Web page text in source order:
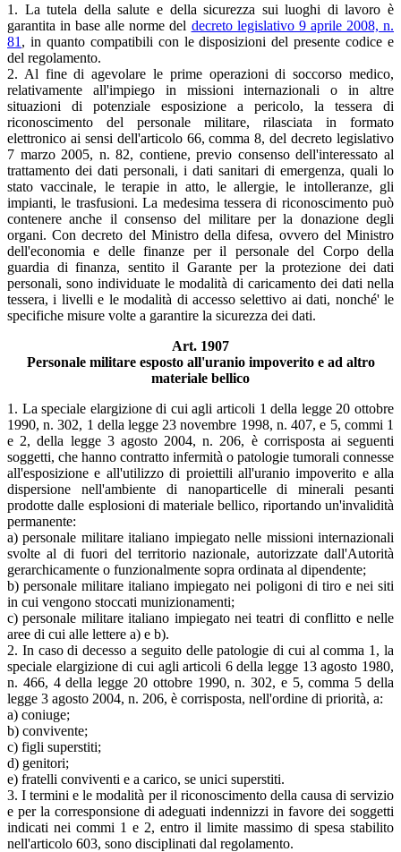
1. La tutela della salute e della sicurezza sui luoghi di lavoro è
garantita in base alle norme del decreto legislativo 9 aprile 2008, n.
81 , in quanto compatibili con le disposizioni del presente codice e
del regolamento.
2. Al fine di agevolare le prime operazioni di soccorso medico,
relativamente all'impiego in missioni internazionali o in altre
situazioni di potenziale esposizione a pericolo, la tessera di
riconoscimento del personale militare, rilasciata in formato
elettronico ai sensi dell'articolo 66, comma 8, del decreto legislativo
7 marzo 2005, n. 82, contiene, previo consenso dell'interessato al
trattamento dei dati personali, i dati sanitari di emergenza, quali lo
stato vaccinale, le terapie in atto, le allergie, le intolleranze, gli
impianti, le trasfusioni. La medesima tessera di riconoscimento può
contenere anche il consenso del militare per la donazione degli
organi. Con decreto del Ministro della difesa, ovvero del Ministro
dell'economia e delle finanze per il personale del Corpo della
guardia di finanza, sentito il Garante per la protezione dei dati
personali, sono individuate le modalità di caricamento dei dati nella
tessera, i livelli e le modalità di accesso selettivo ai dati, nonché' le
specifiche misure volte a garantire la sicurezza dei dati.
Art. 1907
Personale militare esposto all'uranio impoverito e ad altro
materiale bellico
1. La speciale elargizione di cui agli articoli 1 della legge 20 ottobre
1990, n. 302, 1 della legge 23 novembre 1998, n. 407, e 5, commi 1
e 2, della legge 3 agosto 2004, n. 206, è corrisposta ai seguenti
soggetti, che hanno contratto infermità o patologie tumorali connesse
all'esposizione e all'utilizzo di proiettili all'uranio impoverito e alla
dispersione nell'ambiente di nanoparticelle di minerali pesanti
prodotte dalle esplosioni di materiale bellico, riportando un'invalidità
permanente:
a) personale militare italiano impiegato nelle missioni internazionali
svolte al di fuori del territorio nazionale, autorizzate dall'Autorità
gerarchicamente o funzionalmente sopra ordinata al dipendente;
b) personale militare italiano impiegato nei poligoni di tiro e nei siti
in cui vengono stoccati munizionamenti;
c) personale militare italiano impiegato nei teatri di conflitto e nelle
aree di cui alle lettere a) e b).
2. In caso di decesso a seguito delle patologie di cui al comma 1, la
speciale elargizione di cui agli articoli 6 della legge 13 agosto 1980,
n. 466, 4 della legge 20 ottobre 1990, n. 302, e 5, comma 5 della
legge 3 agosto 2004, n. 206, è corrisposta, nell'ordine di priorità, a:
a) coniuge;
b) convivente;
c) figli superstiti;
d) genitori;
e) fratelli conviventi e a carico, se unici superstiti.
3. I termini e le modalità per il riconoscimento della causa di servizio
e per la corresponsione di adeguati indennizzi in favore dei soggetti
indicati nei commi 1 e 2, entro il limite massimo di spesa stabilito
nell'articolo 603, sono disciplinati dal regolamento.